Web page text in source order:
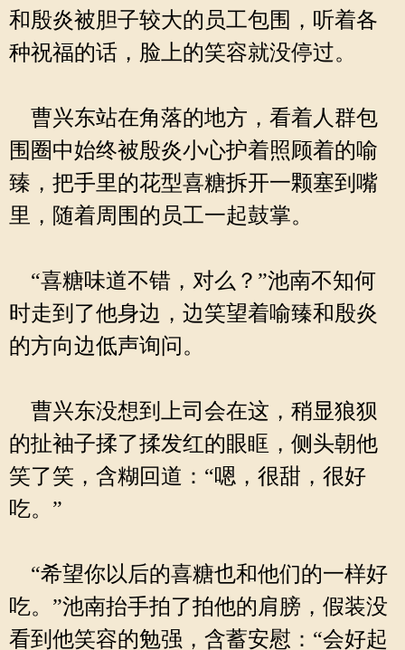
和殷炎被胆子较大的员工包围，听着各
种祝福的话，脸上的笑容就没停过。
曹兴东站在角落的地方，看着人群包
围圈中始终被殷炎小心护着照顾着的喻
臻，把手里的花型喜糖拆开一颗塞到嘴
里，随着周围的员工一起鼓掌。
“喜糖味道不错，对么？”池南不知何
时走到了他身边，边笑望着喻臻和殷炎
的方向边低声询问。
曹兴东没想到上司会在这，稍显狼狈
的扯袖子揉了揉发红的眼眶，侧头朝他
笑了笑，含糊回道：“嗯，很甜，很好
吃。”
“希望你以后的喜糖也和他们的一样好
吃。”池南抬手拍了拍他的肩膀，假装没
看到他笑容的勉强，含蓄安慰：“会好起